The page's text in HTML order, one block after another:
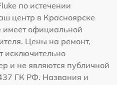
по истечении
центр в Красноярске
имеет официальной
Цены на ремонт,
исключительно
и не являются публичной
ГК РФ. Названия и